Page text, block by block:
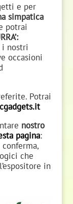
e per
simpatica
potrai
nostri
occasioni
Potrai
nostro
pagina:
che
in